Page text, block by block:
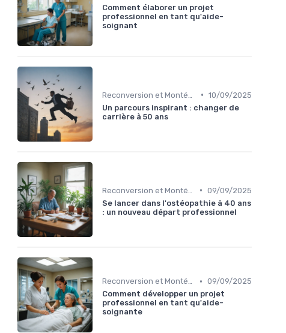
Comment élaborer un projet
professionnel en tant qu'aide-
soignant
• 10/09/2025
Un parcours inspirant : changer de
carrière à 50 ans
• 09/09/2025
Se lancer dans l'ostéopathie à 40 ans
: un nouveau départ professionnel
Reconversion et Montée en Compétences • 09/09/2025
Comment développer un projet
professionnel en tant qu'aide-
soignante